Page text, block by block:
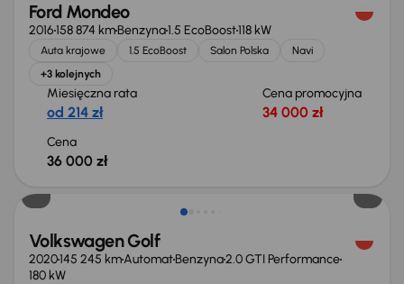
Ford Mondeo
2016158 874 kmBenzyna1.5 EcoBoost118 kW
Auta krajowe 1.5 EcoBoost Salon Polska
Navi
+3 kolejnych
Miesięczna rata
od 214 zł
Cena promocyjna
34 000 zł
Cena
36 000 zł
Taniej o 2 000 zł
Volkswagen Golf
2020145 245 kmAutomatBenzyna2.0 GTI Performance
180 kW